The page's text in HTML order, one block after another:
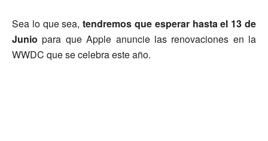
Sea lo que sea,tendremos que esperar hasta el 13 de
Junio para que Apple anuncie las renovaciones en la
WWDC que se celebra este año.